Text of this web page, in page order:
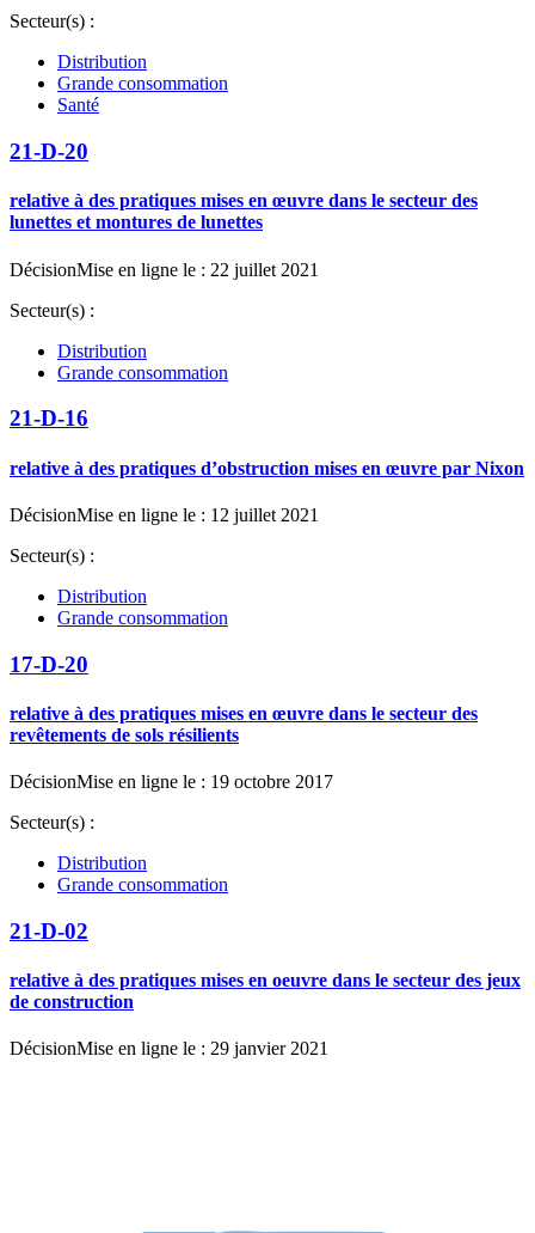
Secteur(s) :
Distribution
Grande consommation
Santé
21-D-20
relative à des pratiques mises en œuvre dans le secteur des
lunettes et montures de lunettes
DécisionMise en ligne le : 22 juillet 2021
Secteur(s) :
Distribution
Grande consommation
21-D-16
relative à des pratiques d’obstruction mises en œuvre par Nixon
DécisionMise en ligne le : 12 juillet 2021
Secteur(s) :
Distribution
Grande consommation
17-D-20
relative à des pratiques mises en œuvre dans le secteur des
revêtements de sols résilients
DécisionMise en ligne le : 19 octobre 2017
Secteur(s) :
Distribution
Grande consommation
21-D-02
relative à des pratiques mises en oeuvre dans le secteur des jeux
de construction
DécisionMise en ligne le : 29 janvier 2021